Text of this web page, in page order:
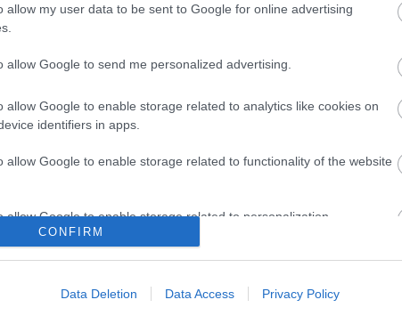
allow my user data to be sent to Google for online advertising
allow Google to send me personalized advertising.
allow Google to enable storage related to analytics like cookies on
identifiers in apps.
allow Google to enable storage related to functionality of the website
allow Google to enable storage related to personalization.
allow Google to enable storage related to security, including
CONFIRM
Data Deletion Data Access Privacy Policy
ERDŐ VAN
IDEBENN: TÓTH
MARGÓ-DÍJAS
LÁSZLÓ NOBEL-
VILÁGA
LÁSZLÓ KAPTA
NOBEL-DÍJAT